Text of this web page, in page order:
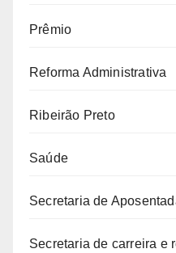
Prêmio
Reforma Administrativa
Ribeirão Preto
Saúde
Secretaria de
Secretaria de carreira e